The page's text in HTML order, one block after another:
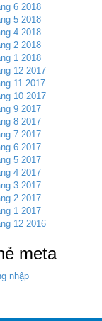
6 2018
5 2018
4 2018
2 2018
1 2018
12 2017
11 2017
10 2017
9 2017
8 2017
7 2017
6 2017
5 2017
4 2017
3 2017
2 2017
1 2017
12 2016
meta
nhập